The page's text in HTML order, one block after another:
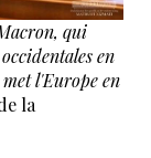
qui
en
l'Europe en
la